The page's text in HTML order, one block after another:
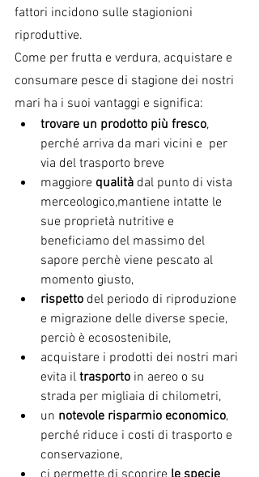
fattori incidono sulle stagionioni
riproduttive.
Come per frutta e verdura, acquistare e
consumare pesce di stagione dei nostri
mari ha i suoi vantaggi e significa:
trovare un prodotto più fresco,
perché arriva da mari vicini e  per
via del trasporto breve
maggiore qualità dal punto di vista
merceologico,mantiene intatte le
sue proprietà nutritive e
beneficiamo del massimo del
sapore perchè viene pescato al
momento giusto,
rispetto del periodo di riproduzione
e migrazione delle diverse specie,
perciò è ecosostenibile,
acquistare i prodotti dei nostri mari
evita il trasporto in aereo o su
strada per migliaia di chilometri,
un notevole risparmio economico,
perché riduce i costi di trasporto e
conservazione,